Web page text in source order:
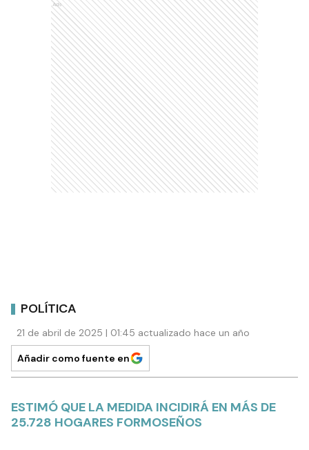
Ads
POLÍTICA
21 de abril de 2025 | 01:45 actualizado hace un año
Añadir como fuente en
ESTIMÓ QUE LA MEDIDA INCIDIRÁ EN MÁS DE
25.728 HOGARES FORMOSEÑOS